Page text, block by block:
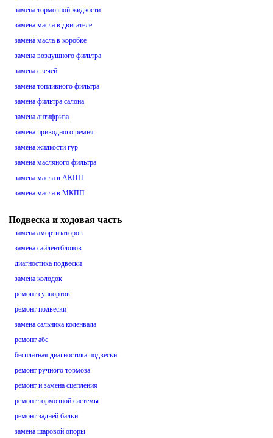
замена тормозной жидкости
замена масла в двигателе
замена масла в коробке
замена воздушного фильтра
замена свечей
замена топливного фильтра
замена фильтра салона
замена антифриза
замена приводного ремня
замена жидкости гур
замена масляного фильтра
замена масла в АКПП
замена масла в МКПП
Подвеска и ходовая часть
замена амортизаторов
замена сайлентблоков
диагностика подвески
замена колодок
ремонт суппортов
ремонт подвески
замена сальника коленвала
ремонт абс
бесплатная диагностика подвески
ремонт ручного тормоза
ремонт и замена сцепления
ремонт тормозной системы
ремонт задней балки
замена шаровой опоры